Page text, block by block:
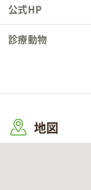
公式HP
診療動物
地図